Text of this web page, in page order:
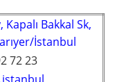
Kapalı Bakkal Sk,
İstanbul
72 23